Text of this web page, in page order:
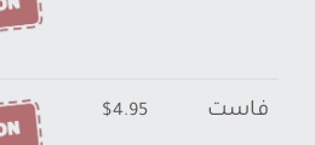
فاست
$4.95